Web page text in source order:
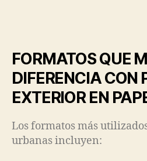
FORMATOS QUE
DIFERENCIA CON
EXTERIOR EN
Los formatos más
urbanas incluyen: